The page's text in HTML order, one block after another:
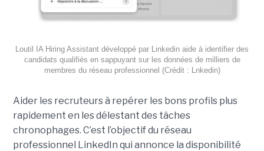
Loutil IA Hiring Assistant développé par Linkedin aide à identifier des
candidats qualifiés en sappuyant sur les données de milliers de
membres du réseau professionnel (Crédit : Lnkedin)
Aider les recruteurs à repérer les bons profils plus
rapidement en les délestant des tâches
chronophages. C’est l’objectif du réseau
professionnel LinkedIn qui annonce la disponibilité